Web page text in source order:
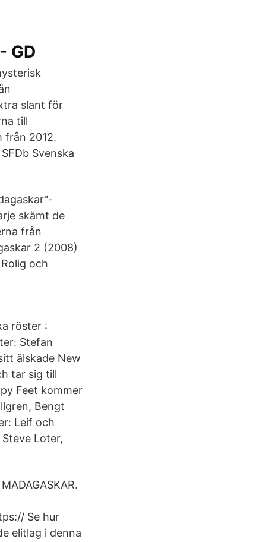
GD
slant för
till
från 2012.
Svenska
skämt de
från
2 (2008)
och
röster :
Stefan
älskade New
tar sig till
Feet kommer
Bengt
Leif och
Loter,
Se hur
elitlag i denna